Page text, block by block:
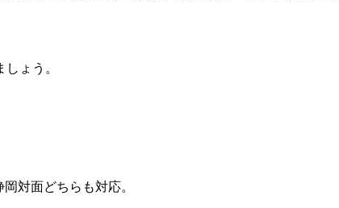
ょう。
対面どちらも対応。